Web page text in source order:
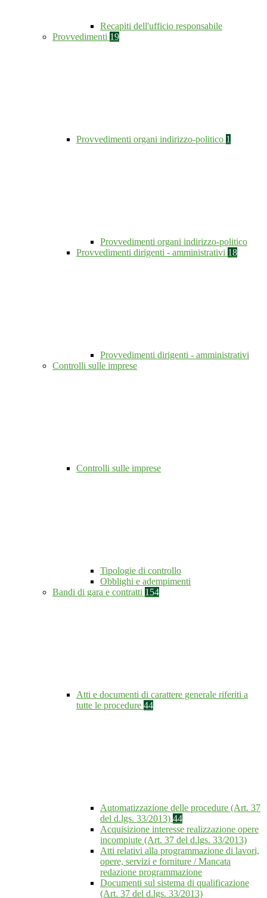
Recapiti dell'ufficio responsabile
Provvedimenti 19
Provvedimenti organi indirizzo-politico 1
Provvedimenti organi indirizzo-politico
Provvedimenti dirigenti - amministrativi 18
Provvedimenti dirigenti - amministrativi
Controlli sulle imprese
Controlli sulle imprese
Tipologie di controllo
Obblighi e adempimenti
Bandi di gara e contratti 154
Atti e documenti di carattere generale riferiti a
tutte le procedure 44
Automatizzazione delle procedure (Art. 37
del d.lgs. 33/2013) 44
Acquisizione interesse realizzazione opere
incompiute (Art. 37 del d.lgs. 33/2013)
Atti relativi alla programmazione di lavori,
opere, servizi e forniture / Mancata
redazione programmazione
Documenti sul sistema di qualificazione
(Art. 37 del d.lgs. 33/2013)